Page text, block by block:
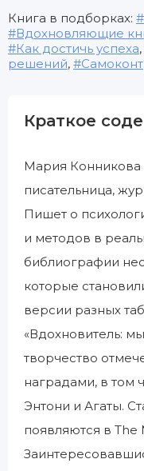
Книга в подборках:
Вдохновляющие
Как достичь успеха,
решений,
Краткое
Мария Конникова
писательница,
Пишет о
и методов в
библиографии
которые
версии разных
«Вдохновитель:
творчество
наградами, в том
Энтони и Агаты.
появляются в The